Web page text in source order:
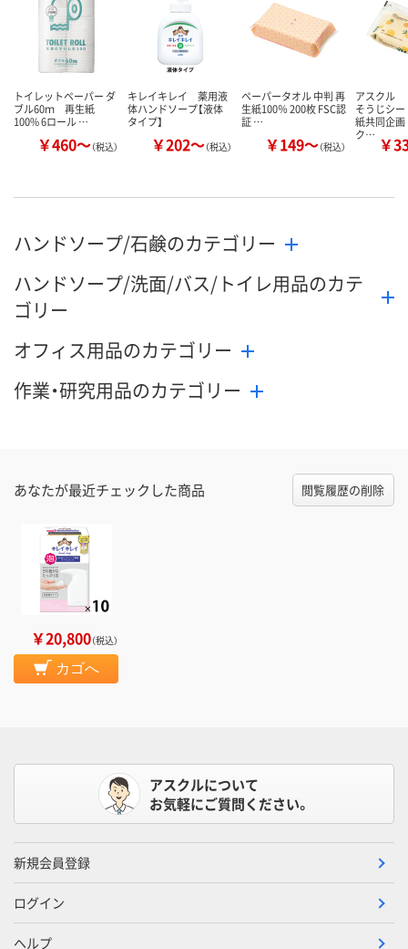
数量
カゴへ カゴへ カ
トイレットペーパー ダ
ブル60ｍ 再生紙
100% 6ロール …
￥460～（税込）
キレイキレイ 薬用液
体ハンドソープ【液体
タイプ】
￥202～（税込）
ペーパータオル 中判 再
生紙100％ 200枚 FSC認
証 …
￥149～（税込）
アスクル
そうじシ
紙共同企
ク… ￥
ハンドソープ/石鹸のカテゴリー
ハンドソープ/洗面/バス/トイレ用品のカテ
ゴリー
オフィス用品のカテゴリー
作業・研究用品のカテゴリー
あなたが最近チェックした商品 閲覧履歴の削除
￥20,800（税込）
カゴへ
アスクルについて
お気軽にご質問ください。
新規会員登録
ログイン
ヘルプ